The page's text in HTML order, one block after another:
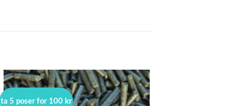
ta 5 poser for 100 kr